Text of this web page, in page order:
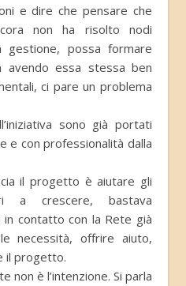
e dire che pensare che
non ha risolto nodi
gestione, possa formare
avendo essa stessa ben
ci pare un problema
sono già portati
e con professionalità dalla
il progetto è aiutare gli
a crescere, bastava
contatto con la Rete già
necessità, offrire aiuto,
il progetto.
non è l’intenzione. Si parla